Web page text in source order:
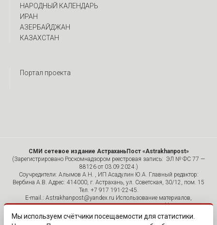
НАРОДНЫЙ КАЛЕНДАРЬ
ИРАН
АЗЕРБАЙДЖАН
КАЗАХСТАН
Портал проекта
СМИ сетевое издание АстраханьПост «Astrakhanpost»
(Зарегистрировано Роскомнадзором реестровая запись: ЭЛ № ФС 77 —
88126 от 03.09.2024.)
Соучредители: Алымов А.Н. , ИП Асадулин Ю.А. Главный редактор:
Вербина А.В. Адрес: 414000, г. Астрахань, ул. Советская, 30/12, пом. 15
Тел. +7 917 191-22-45.
E-mail.: Astrakhanpost@yandex.ru Использование материалов,
размещенных на страницах сетевого издания «Astrakhanpost»,
допускается исключительно с указанием источника и публикацией
активной гиперссылки на портал Astrakhanpost.ru. Комментарии
Мы используем счётчики посещаемости для статистики.